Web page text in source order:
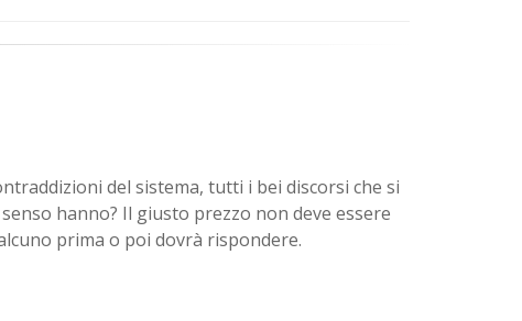
del sistema, tutti i bei discorsi che si
hanno? Il giusto prezzo non deve essere
prima o poi dovrà rispondere.